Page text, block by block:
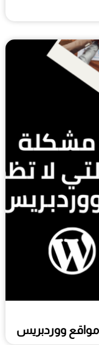
ووردبريس